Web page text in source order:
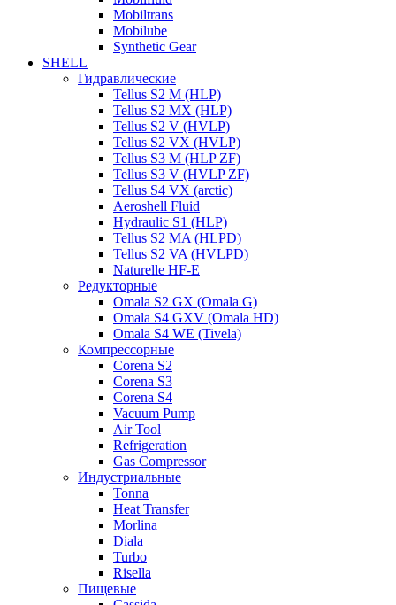
Mobiltrans
Mobilube
Synthetic Gear
SHELL
Гидравлические
Tellus S2 M (HLP)
Tellus S2 MХ (HLP)
Tellus S2 V (HVLP)
Tellus S2 VX (HVLP)
Tellus S3 M (HLP ZF)
Tellus S3 V (HVLP ZF)
Tellus S4 VX (arctic)
Aeroshell Fluid
Hydraulic S1 (HLP)
Tellus S2 MA (HLPD)
Tellus S2 VA (HVLPD)
Naturelle HF-E
Редукторные
Omala S2 GX (Omala G)
Omala S4 GXV (Omala HD)
Omala S4 WE (Tivela)
Компрессорные
Corena S2
Corena S3
Corena S4
Vacuum Pump
Air Tool
Refrigeration
Gas Compressor
Индустриальные
Tonna
Heat Transfer
Morlina
Diala
Turbo
Risella
Пищевые